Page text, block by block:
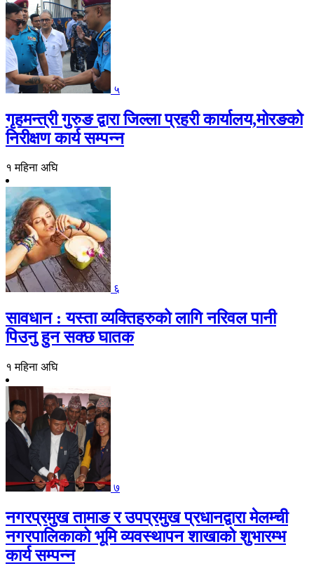
५
गृहमन्त्री गुरुङ द्वारा जिल्ला प्रहरी कार्यालय,मोरङको
निरीक्षण कार्य सम्पन्न
१ महिना अघि
६
सावधान : यस्ता व्यक्तिहरुको लागि नरिवल पानी
पिउनु हुन सक्छ घातक
१ महिना अघि
७
नगरप्रमुख तामाङ र उपप्रमुख प्रधानद्वारा मेलम्ची
नगरपालिकाको भूमि व्यवस्थापन शाखाको शुभारम्भ
कार्य सम्पन्न